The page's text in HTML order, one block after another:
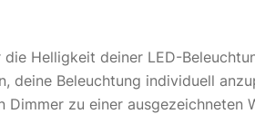
Helligkeit deiner LED-
Beleuchtung individuell
zu einer ausgezeichneten